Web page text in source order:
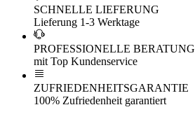
SCHNELLE LIEFERUNG
Lieferung 1-3 Werktage
PROFESSIONELLE BERATUNG
mit Top Kundenservice
ZUFRIEDENHEITSGARANTIE
100% Zufriedenheit garantiert